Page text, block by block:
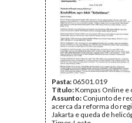
Pasta:06501.019
Título:Kompas Online e
Assunto: Conjunto de
acerca da reforma do
Jakarta e queda de